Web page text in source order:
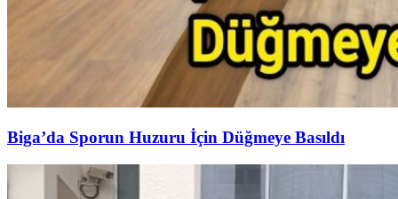
Biga’da Sporun Huzuru İçin Düğmeye Basıldı